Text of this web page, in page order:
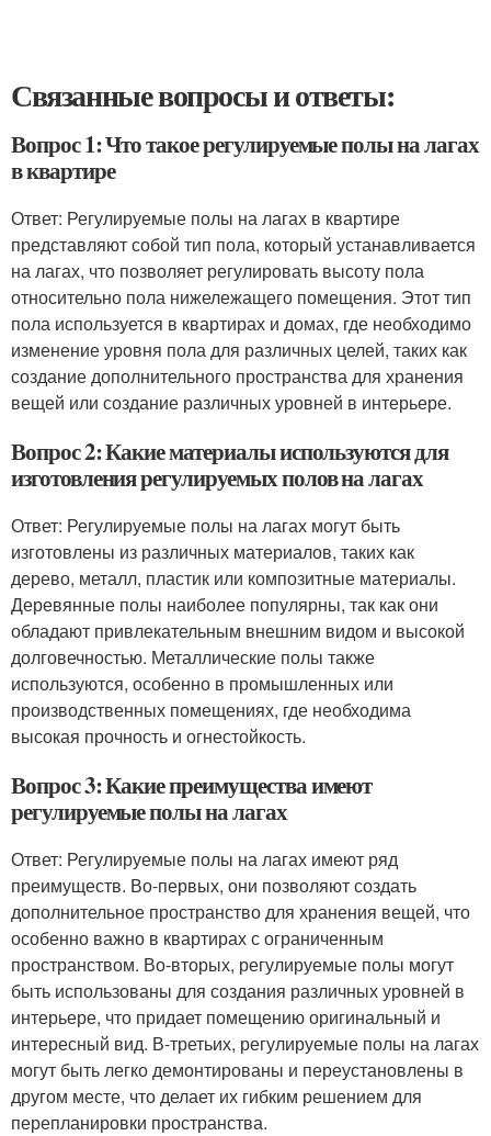
Связанные вопросы и ответы:
Вопрос 1: Что такое регулируемые полы на лагах
в квартире
Ответ: Регулируемые полы на лагах в квартире
представляют собой тип пола, который устанавливается
на лагах, что позволяет регулировать высоту пола
относительно пола нижележащего помещения. Этот тип
пола используется в квартирах и домах, где необходимо
изменение уровня пола для различных целей, таких как
создание дополнительного пространства для хранения
вещей или создание различных уровней в интерьере.
Вопрос 2: Какие материалы используются для
изготовления регулируемых полов на лагах
Ответ: Регулируемые полы на лагах могут быть
изготовлены из различных материалов, таких как
дерево, металл, пластик или композитные материалы.
Деревянные полы наиболее популярны, так как они
обладают привлекательным внешним видом и высокой
долговечностью. Металлические полы также
используются, особенно в промышленных или
производственных помещениях, где необходима
высокая прочность и огнестойкость.
Вопрос 3: Какие преимущества имеют
регулируемые полы на лагах
Ответ: Регулируемые полы на лагах имеют ряд
преимуществ. Во-первых, они позволяют создать
дополнительное пространство для хранения вещей, что
особенно важно в квартирах с ограниченным
пространством. Во-вторых, регулируемые полы могут
быть использованы для создания различных уровней в
интерьере, что придает помещению оригинальный и
интересный вид. В-третьих, регулируемые полы на лагах
могут быть легко демонтированы и переустановлены в
другом месте, что делает их гибким решением для
перепланировки пространства.